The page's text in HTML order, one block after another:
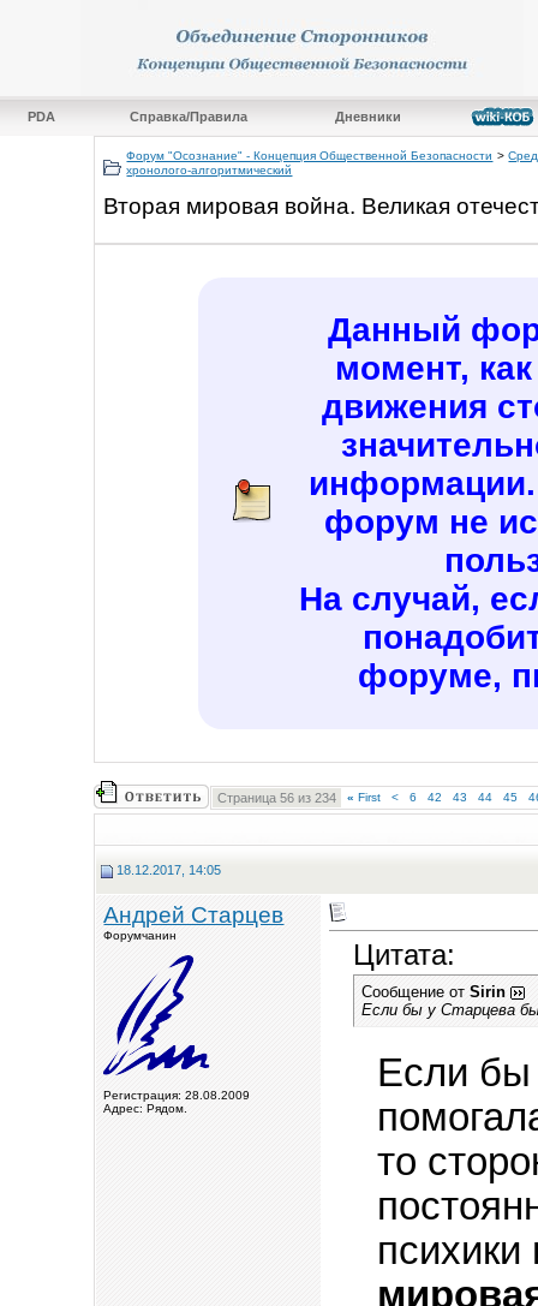
PDA Справка/Правила Дневники
Форум "Осознание" - Концепция Общественной Безопасности >
хронолого-алгоритмический
Вторая мировая война. Великая
Данный
момент,
движения
форум не
На случай,
форуме,
Страница 56 из 234 « First < 6 42 43 44 45
18.12.2017, 14:05
Андрей Старцев
Форумчанин
Регистрация: 28.08.2009
Адрес: Рядом.
Цитата:
Сообщение отSirin
Если бы у Старцева
Если бы
то